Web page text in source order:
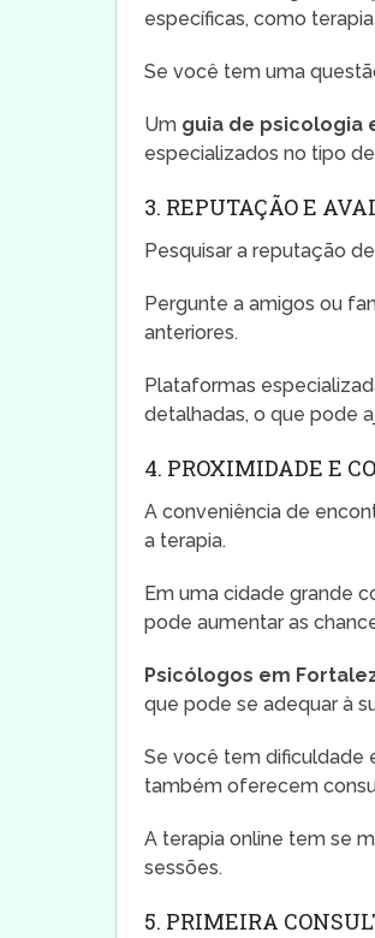
específicas, como
Se você tem uma
Um guia de psicologia
especializados no tipo
3. REPUTAÇÃO E
Pesquisar a reputação
Pergunte a amigos ou
anteriores.
Plataformas
detalhadas, o que pode
4. PROXIMIDADE E
A conveniência de
a terapia.
Em uma cidade grande
pode aumentar as
Psicólogos em
que pode se adequar à
Se você tem dificuldade
também oferecem
A terapia online tem se
sessões.
5. PRIMEIRA